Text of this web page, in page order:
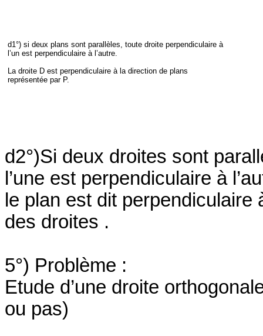
d1°) si deux plans sont parallèles, toute droite perpendiculaire à
l’un est perpendiculaire à l’autre.
La droite D est perpendiculaire à la direction de plans
représentée par P.
d2°)Si deux droites sont
l’une est perpendiculaire à
le plan est dit perpendiculaire
des droites .
5°) Problème :
Etude d’une droite
ou pas)